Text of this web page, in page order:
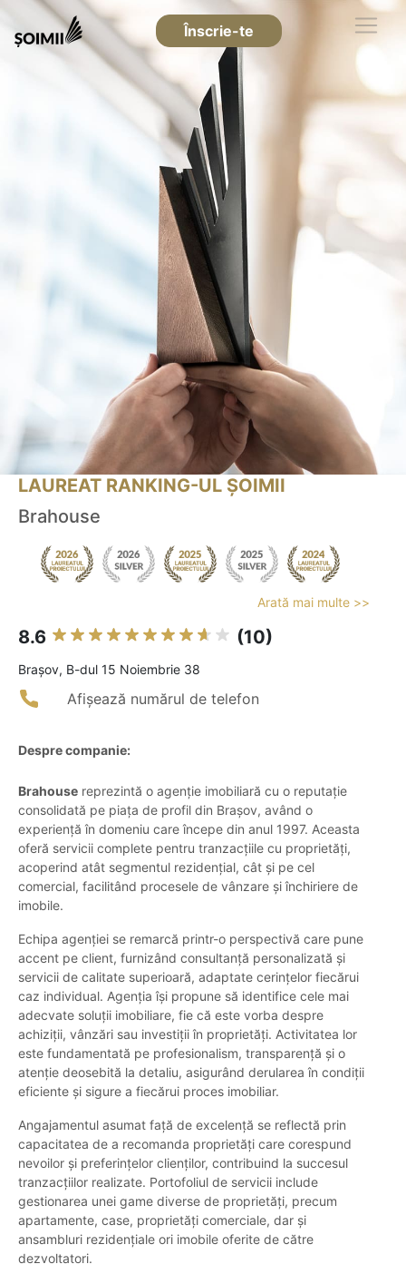
Înscrie-te
LAUREAT RANKING-UL ȘOIMII
Brahouse
Arată mai multe >>
8.6 (10)
Braşov, B-dul 15 Noiembrie 38
Afișează numărul de telefon
Despre companie:
Brahouse reprezintă o agenție imobiliară cu o reputație
consolidată pe piața de profil din Brașov, având o
experiență în domeniu care începe din anul 1997. Aceasta
oferă servicii complete pentru tranzacțiile cu proprietăți,
acoperind atât segmentul rezidențial, cât și pe cel
comercial, facilitând procesele de vânzare și închiriere de
imobile.
Echipa agenției se remarcă printr-o perspectivă care pune
accent pe client, furnizând consultanță personalizată și
servicii de calitate superioară, adaptate cerințelor fiecărui
caz individual. Agenția își propune să identifice cele mai
adecvate soluții imobiliare, fie că este vorba despre
achiziții, vânzări sau investiții în proprietăți. Activitatea lor
este fundamentată pe profesionalism, transparență și o
atenție deosebită la detaliu, asigurând derularea în condiții
eficiente și sigure a fiecărui proces imobiliar.
Angajamentul asumat față de excelență se reflectă prin
capacitatea de a recomanda proprietăți care corespund
nevoilor și preferințelor clienților, contribuind la succesul
tranzacțiilor realizate. Portofoliul de servicii include
gestionarea unei game diverse de proprietăți, precum
apartamente, case, proprietăți comerciale, dar și
ansambluri rezidențiale ori imobile oferite de către
dezvoltatori.